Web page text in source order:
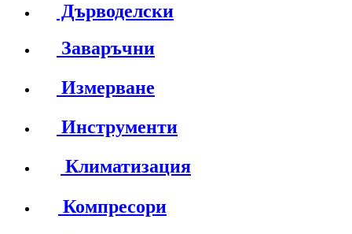
Дърводелски
Заваръчни
Измерване
Инструменти
Климатизация
Компресори